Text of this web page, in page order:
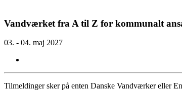
Vandværket fra A til Z for kommunalt
03. - 04. maj 2027
Tilmeldinger sker på enten Danske Vandværker eller